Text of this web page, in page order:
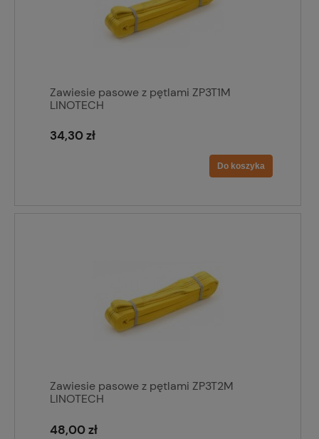
Zawiesie pasowe z pętlami ZP3T1M
LINOTECH
34,30 zł
Do koszyka
Zawiesie pasowe z pętlami ZP3T2M
LINOTECH
48,00 zł